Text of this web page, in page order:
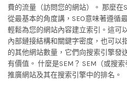
費的流量（訪問您的網站）。 那麼在
從最基本的角度講，SEO意味著遵循
輕鬆為您的網站內容建立索引。這可
內部鏈接結構和關鍵字密度，也可以
的其他網站數量，它們向搜索引擎發
有價值。 什麼是SEM？ SEM（或搜
推廣網站及其在搜索引擎中的排名。